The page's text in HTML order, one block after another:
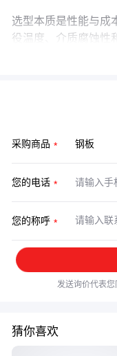
选型本质是性能与成
役温度、介质腐蚀性
采购商品
您的电话
您的称呼
发送询价代表您
猜你喜欢